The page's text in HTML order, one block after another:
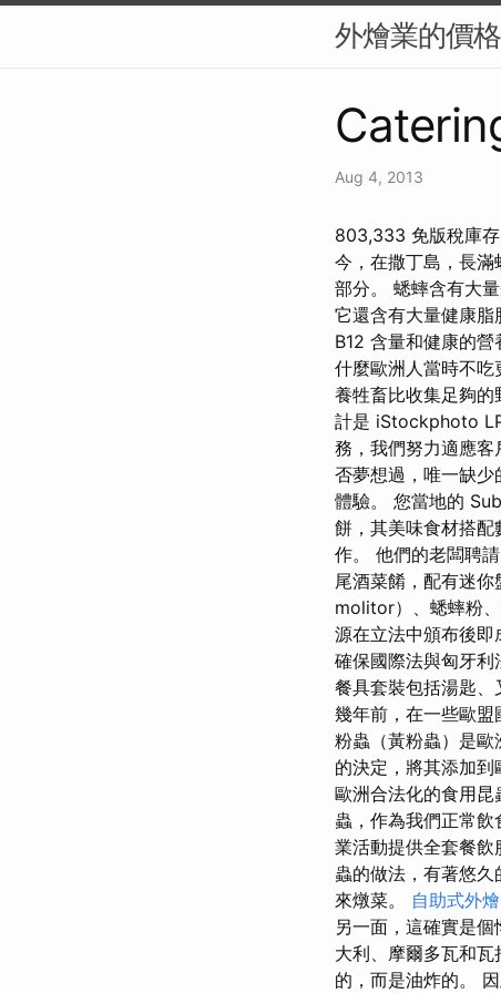
外燴業的價
Aug 4, 2013
803,333 免版稅庫
今，在撒丁島，長
部分。 蟋蟀含有大
它還含有大量健康
B12 含量和健康的
什麼歐洲人當時不
養牲畜比收集足夠的
計是 iStockphoto
務，我們努力適應
否夢想過，唯一缺
體驗。 您當地的
餅，其美味食材搭
作。 他們的老闆聘
尾酒菜餚，配有迷
molitor）、蟋蟀粉
源在立法中頒布後即
確保國際法與匈牙
餐具套裝包括湯匙、
幾年前，在一些歐
粉蟲（黃粉蟲）是
的決定，將其添加到
歐洲合法化的食用
蟲，作為我們正常
業活動提供全套餐
蟲的做法，有著悠
來燉菜。 自助式外燴
另一面，這確實是
大利、摩爾多瓦和
的，而是油炸的。